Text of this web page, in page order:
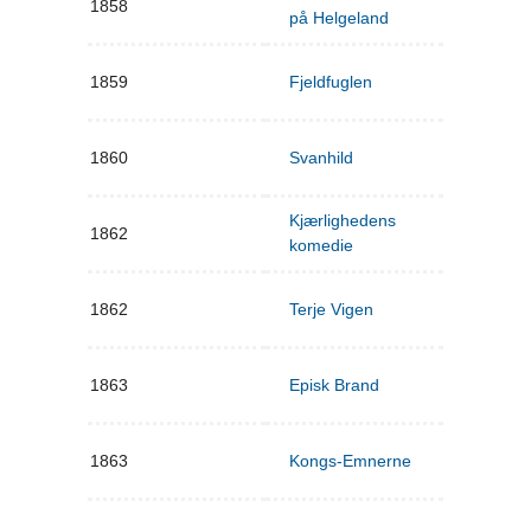
1858
på Helgeland
1859 Fjeldfuglen
1860 Svanhild
1862
Kjærlighedens
komedie
1862 Terje Vigen
1863 Episk Brand
1863 Kongs-Emnerne